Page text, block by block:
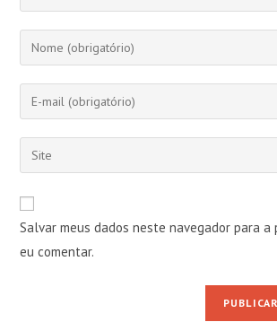
Digite
seu
nome
ou
de
usuário
para
comentar
Digite
seu
endereço
de
para
comentar
Digite
o
do
seu
site
Salvar meus dados neste navegador para a
eu comentar.